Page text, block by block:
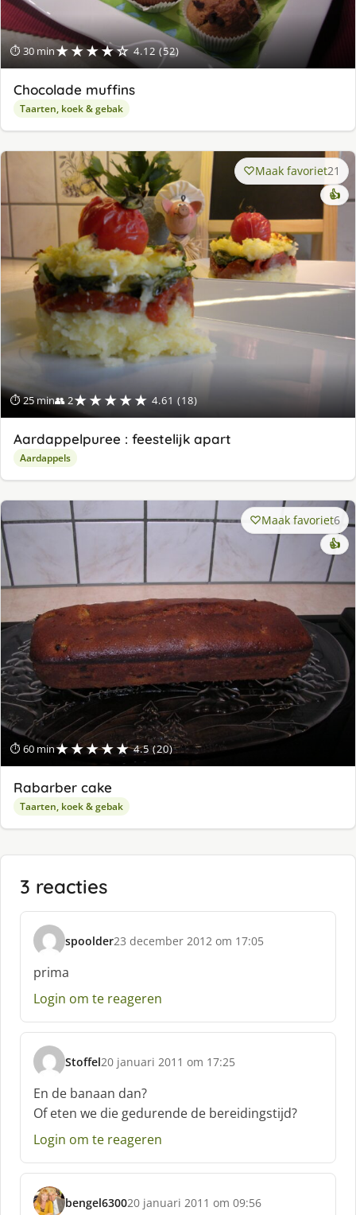
⏱ 30 min★★★★☆ 4.12 (52)
Chocolade muffins
Taarten, koek & gebak
⏱ 25 min👥 2★★★★★ 4.61 (18)
Maak favoriet21
👍
Aardappelpuree : feestelijk apart
Aardappels
⏱ 60 min★★★★★ 4.5 (20)
Maak favoriet6
👍
Rabarber cake
Taarten, koek & gebak
3 reacties
spoolder
s
h
r
e
f
:
23 december 2012 om 17:05
prima
Login om te reageren
Stoffel
s
c
h
r
e
f
20 januari 2011 om 17:25
En de banaan dan?
Of eten we die gedurende de bereidingstijd?
Login om te reageren
bengel6300
s
20 januari 2011 om 09:56